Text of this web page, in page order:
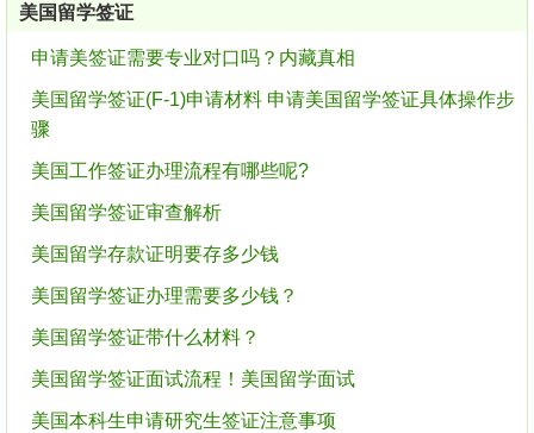
美国留学签证
申请美签证需要专业对口吗？内藏真相
美国留学签证(F-1)申请材料 申请美国留学签证具体操作步
骤
美国工作签证办理流程有哪些呢?
美国留学签证审查解析
美国留学存款证明要存多少钱
美国留学签证办理需要多少钱？
美国留学签证带什么材料？
美国留学签证面试流程！美国留学面试
美国本科生申请研究生签证注意事项